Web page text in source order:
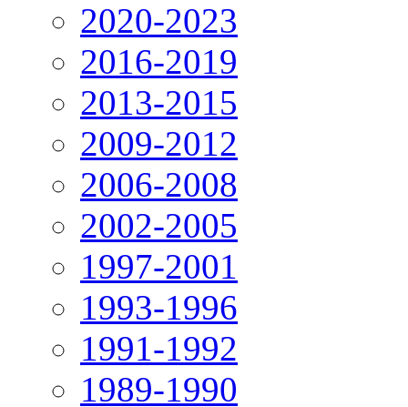
2020-2023
2016-2019
2013-2015
2009-2012
2006-2008
2002-2005
1997-2001
1993-1996
1991-1992
1989-1990